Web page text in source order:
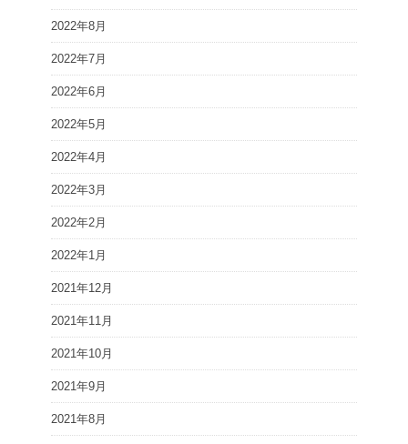
2022年8月
2022年7月
2022年6月
2022年5月
2022年4月
2022年3月
2022年2月
2022年1月
2021年12月
2021年11月
2021年10月
2021年9月
2021年8月